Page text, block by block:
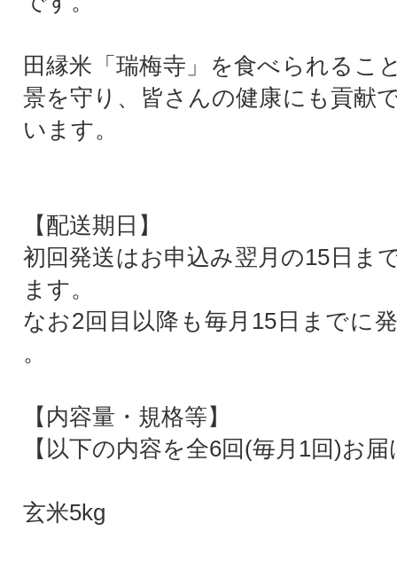
田縁米「瑞梅寺」を食べられるこ
景を守り、皆さんの健康にも貢献
います。
【配送期日】
初回発送はお申込み翌月の15日ま
ます。
なお2回目以降も毎月15日までに
。
【内容量・規格等】
【以下の内容を全6回(毎月1回)お
玄米5kg